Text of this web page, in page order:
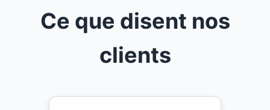
Ce que disent nos
clients